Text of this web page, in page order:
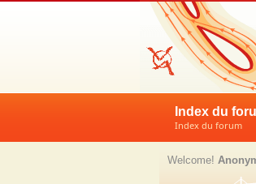
Index du
Index du forum
Welcome!